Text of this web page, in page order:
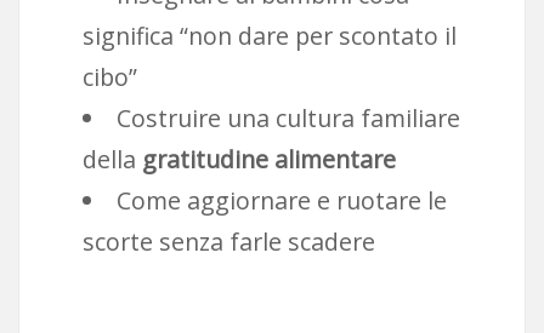
significa “non dare per scontato il
cibo”
Costruire una cultura familiare
della gratitudine alimentare
Come aggiornare e ruotare le
scorte senza farle scadere